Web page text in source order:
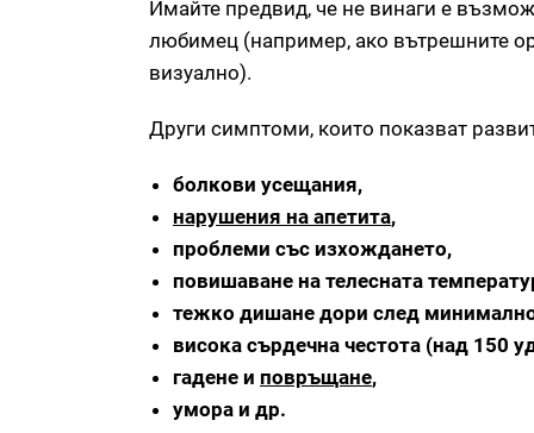
Имайте предвид, че не винаги е
любимец (например, ако вътрешните
визуално).
Други симптоми, които показват
болкови усещания,
нарушения на апетита,
проблеми със изхождането,
повишаване на телесната
тежко дишане дори след
висока сърдечна честота (над 150
гадене и повръщане,
умора и др.